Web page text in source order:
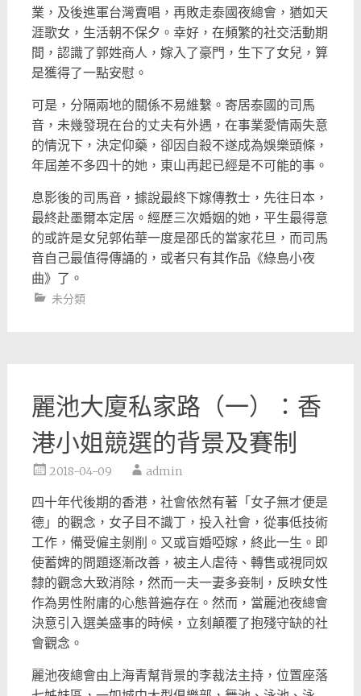
業，及後進軍台灣賣唱， 再敗走泰國夜總會，猶如天
涯歌女，生活朝不保夕。幸好， 在頻繁的社交活動期
間，認識了郭姓商人，嫁入了豪門， 生下了女兒，算
是獲得了一點安慰。
可是，分隔兩地的關係不易維繫。寄居泰國的司馬
音， 未幾發現在台的丈夫有外遇，在事業愛情兩失意
的情況下， 決定仰藥，卻因自殺不遂成為娛樂頭條，
年屆差不多四十的她， 東山再起已經是不可能的事。
息影後的司馬音，據說最終下嫁傳教士，先往日本，
最終赴墨爾本定居。經歷三次婚姻的她， 平生最得意
的或許是女兒郭佑華一度是邵氏的當家花旦， 而司馬
音自己最值得傳誦的，或者只有其作品《綠島小夜
曲》了。
未分類
麗池大廈私家路（一）：香
港小姐競選的背景及賽制
2018-04-09 admin
四十年代後期的香港，社會依然有著「女子無才便是
德」的觀念，女子目不識丁，投入社會，從事低技術
工作，備受僱主剝削。又或盲婚啞嫁，終此一生。即
使蓄婢的問題逐漸改善，被主人虐待、轉售或視同奴
隸的觀念大致消除，然而一夫一妻多妾制，反映女性
作為男性附庸的心態普遍存在。然而，當麗池夜總會
決意引入選美盛事的時候，立刻顛覆了抱殘守缺的社
會觀念。
麗池夜總會由上海青幫背景的李裁法主持，位置座落